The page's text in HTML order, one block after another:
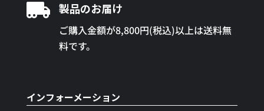
 製品のお届け
ご購入金額が8,800円(税込)以上は送料無
料です。
インフォーメーション